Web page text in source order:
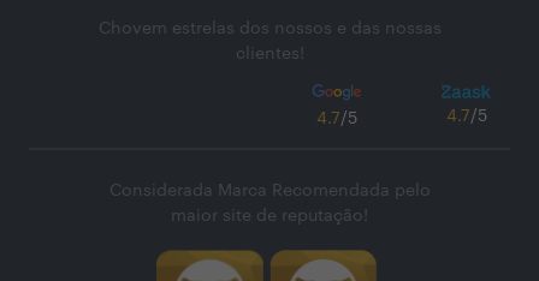
Chovem estrelas dos nossos e das nossas
clientes!
4.7/5 4.7/5
Considerada Marca Recomendada pelo
maior site de reputação!